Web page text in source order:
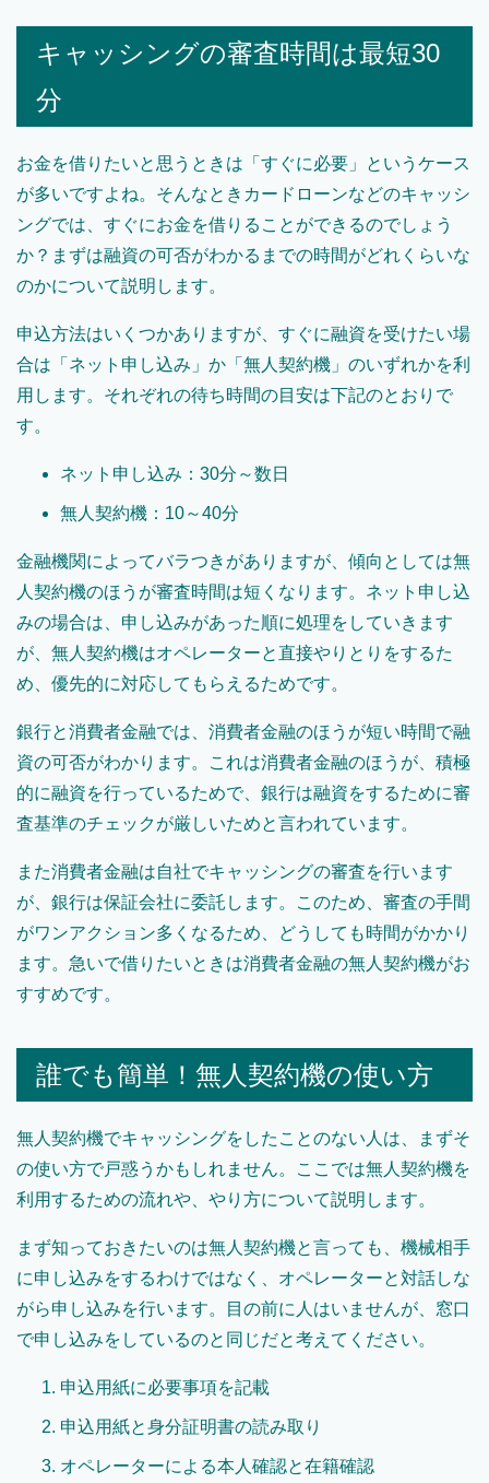
キャッシングの審査時間は最短30
分
お金を借りたいと思うときは「すぐに必要」というケース
が多いですよね。そんなときカードローンなどのキャッシ
ングでは、すぐにお金を借りることができるのでしょう
か？まずは融資の可否がわかるまでの時間がどれくらいな
のかについて説明します。
申込方法はいくつかありますが、すぐに融資を受けたい場
合は「ネット申し込み」か「無人契約機」のいずれかを利
用します。それぞれの待ち時間の目安は下記のとおりで
す。
ネット申し込み：30分～数日
無人契約機：10～40分
金融機関によってバラつきがありますが、傾向としては無
人契約機のほうが審査時間は短くなります。ネット申し込
みの場合は、申し込みがあった順に処理をしていきます
が、無人契約機はオペレーターと直接やりとりをするた
め、優先的に対応してもらえるためです。
銀行と消費者金融では、消費者金融のほうが短い時間で融
資の可否がわかります。これは消費者金融のほうが、積極
的に融資を行っているためで、銀行は融資をするために審
査基準のチェックが厳しいためと言われています。
また消費者金融は自社でキャッシングの審査を行います
が、銀行は保証会社に委託します。このため、審査の手間
がワンアクション多くなるため、どうしても時間がかかり
ます。急いで借りたいときは消費者金融の無人契約機がお
すすめです。
誰でも簡単！無人契約機の使い方
無人契約機でキャッシングをしたことのない人は、まずそ
の使い方で戸惑うかもしれません。ここでは無人契約機を
利用するための流れや、やり方について説明します。
まず知っておきたいのは無人契約機と言っても、機械相手
に申し込みをするわけではなく、オペレーターと対話しな
がら申し込みを行います。目の前に人はいませんが、窓口
で申し込みをしているのと同じだと考えてください。
申込用紙に必要事項を記載
申込用紙と身分証明書の読み取り
オペレーターによる本人確認と在籍確認